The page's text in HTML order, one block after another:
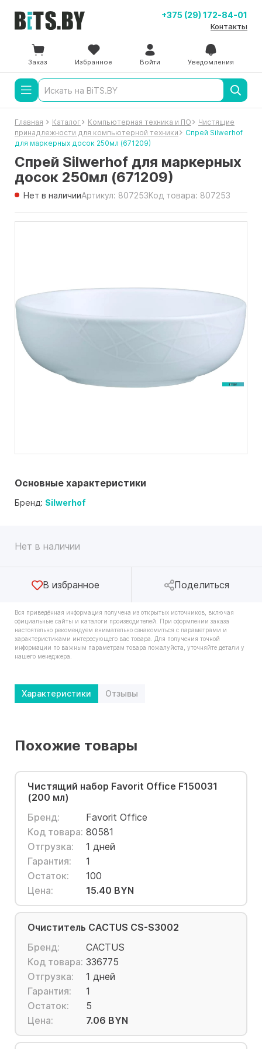
+375 (29) 172-84-01
Контакты
Заказ Избранное Войти Уведомления
Главная Каталог Компьютерная техника и ПО
Чистящие
принадлежности для компьютерной техники
Спрей Silwerhof
для маркерных досок 250мл (671209)
Спрей Silwerhof для маркерных
досок 250мл (671209)
Нет в наличииАртикул: 807253Код товара: 807253
Основные характеристики
Бренд: Silwerhof
Нет в наличии
В избранное Поделиться
Вся приведённая информация получена из открытых источников, включая
официальные сайты и каталоги производителей. При оформлении заказа
настоятельно рекомендуем внимательно ознакомиться с параметрами и
характеристиками интересующего вас товара. Для получения точной
информации по важным параметрам товара пожалуйста, уточняйте детали у
нашего менеджера.
Характеристики Отзывы
Похожие товары
Чистящий набор Favorit Office F150031
(200 мл)
Бренд:
Favorit Office
Код товара: 80581
Отгрузка:
1 дней
Гарантия:
1
Остаток:
100
Цена:
15.40 BYN
Очиститель CACTUS CS-S3002
Бренд:
CACTUS
Код товара: 336775
Отгрузка:
1 дней
Гарантия:
1
Остаток:
5
Цена:
7.06 BYN